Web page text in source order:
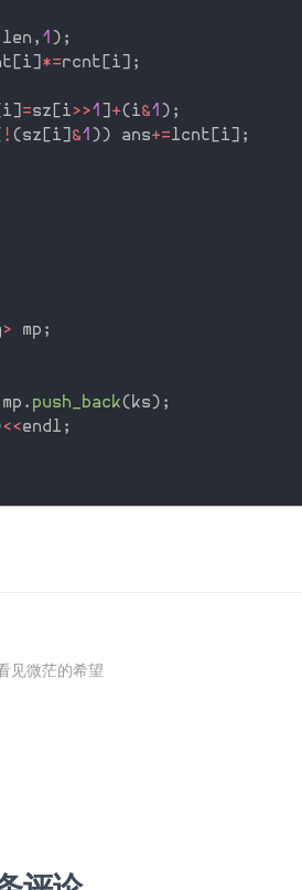
len , 1 ) ;
[i] *=rcnt [i] ;
i] =sz [i>>1 ] +(i&1 ) ;
! (sz [i] &1 )) ans+=lcnt [i] ;
> mp ;
mp . push_back(ks) ;
<<endl ;
见微茫的希望